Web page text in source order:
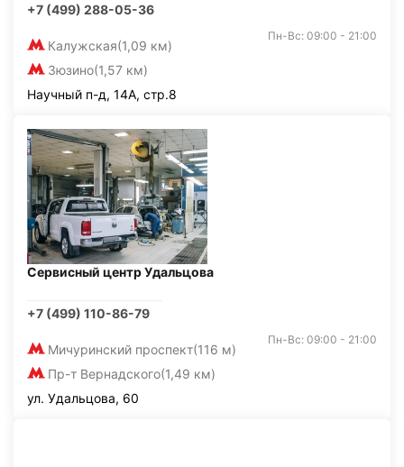
+7 (499) 288-05-36
Калужская(1,09 км)
Зюзино(1,57 км)
Пн-Вс: 09:00 - 21:00
Научный п-д, 14А, стр.8
Сервисный центр Удальцова
+7 (499) 110-86-79
Мичуринский проспект(116 м)
Пр-т Вернадского(1,49 км)
Пн-Вс: 09:00 - 21:00
ул. Удальцова, 60